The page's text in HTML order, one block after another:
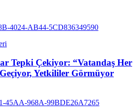
Tepki Çekiyor: “Vatandaş Her
Yetkililer Görmüyor